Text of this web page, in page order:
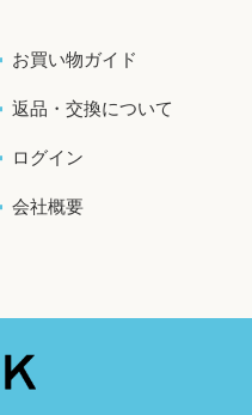
お買い物ガイド
返品・交換について
ログイン
会社概要